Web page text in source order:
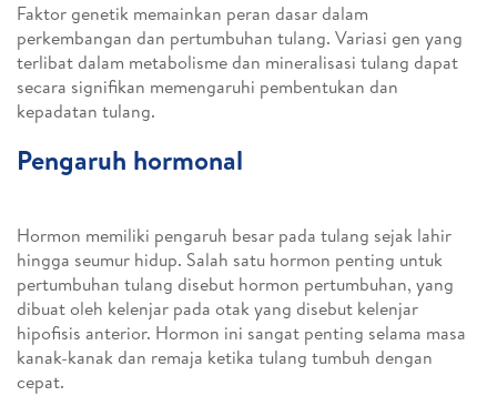
Faktor genetik memainkan peran dasar dalam
perkembangan dan pertumbuhan tulang. Variasi gen yang
terlibat dalam metabolisme dan mineralisasi tulang dapat
secara signifikan memengaruhi pembentukan dan
kepadatan tulang.
Pengaruh hormonal
Hormon memiliki pengaruh besar pada tulang sejak lahir
hingga seumur hidup. Salah satu hormon penting untuk
pertumbuhan tulang disebut hormon pertumbuhan, yang
dibuat oleh kelenjar pada otak yang disebut kelenjar
hipofisis anterior. Hormon ini sangat penting selama masa
kanak-kanak dan remaja ketika tulang tumbuh dengan
cepat.